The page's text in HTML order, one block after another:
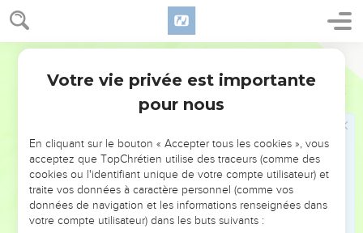
Deutéronome Introduction
dans les anciens traités du Moyen-Orient, le « traité »
d’alliance du Deutéronome se conclut par les sanctions de
l’alliance (ch.27 à 30). Elles précisent les conditions de la
bénédiction et de la malédiction par l’Eternel, et se
(30.15-20). Viennent enfin les derniers actes de la vie de
Moïse, qui meurt sans avoir pu pénétrer dans le Pays promis
(ch.31 à 34).
Le Deutéronome est certainement ce « livre de la Loi » (2 R
22.11) qui a été retrouvé sous Josias lors de la réfection du
Votre vie privée est importante
pour nous
En cliquant sur le bouton « Accepter tous les cookies », vous
acceptez que TopChrétien utilise des traceurs (comme des
cookies ou l'identifiant unique de votre compte utilisateur) et
traite vos données à caractère personnel (comme vos
données de navigation et les informations renseignées dans
votre compte utilisateur) dans les buts suivants :